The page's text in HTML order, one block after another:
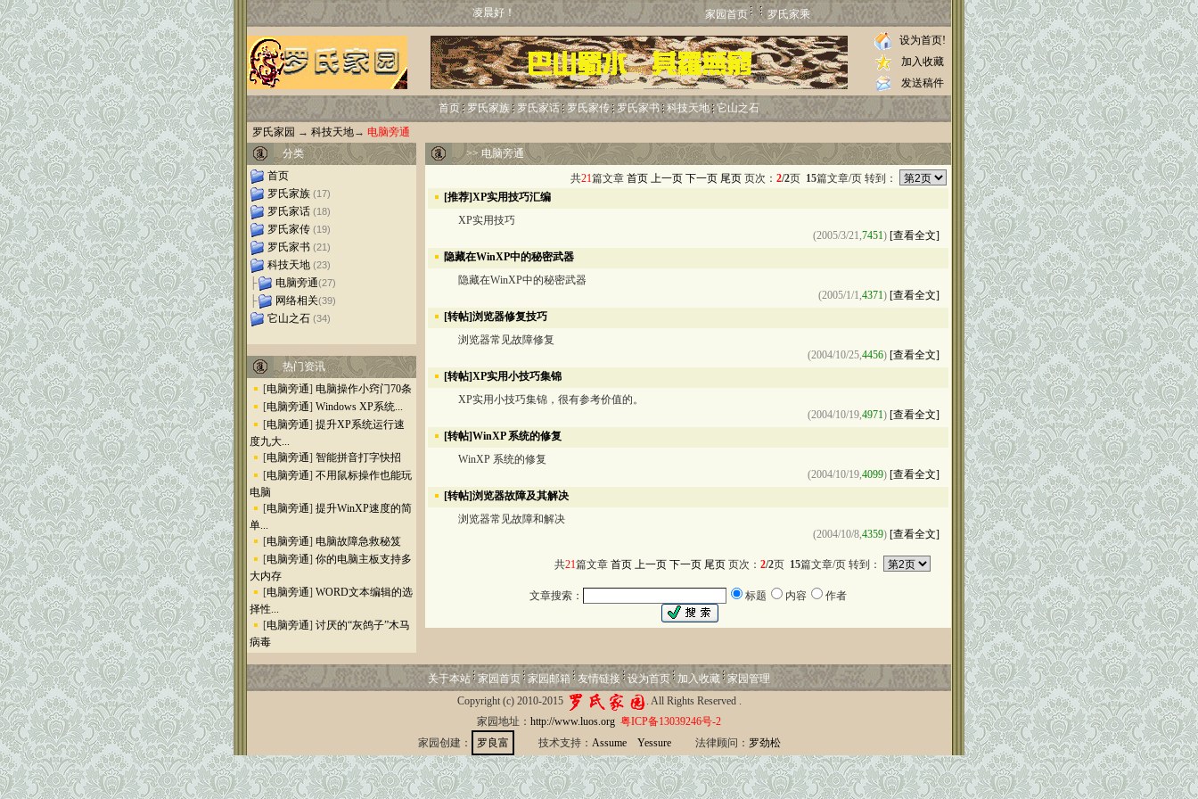
凌晨好！ 家园首页 罗氏家乘
设为首页!
加入收藏
发送稿件
首页 罗氏家族 罗氏家话 罗氏家传 罗氏家书 科技天地 它山之石
罗氏家园 → 科技天地→ 电脑旁通
分类
首页
罗氏家族 (17)
罗氏家话 (18)
罗氏家传 (19)
罗氏家书 (21)
科技天地 (23)
├ 电脑旁通(27)
├ 网络相关(39)
它山之石 (34)
热门资讯
[电脑旁通] 电脑操作小窍门70条
[电脑旁通] Windows XP系统...
[电脑旁通] 提升XP系统运行速
度九大...
[电脑旁通] 智能拼音打字快招
[电脑旁通] 不用鼠标操作也能玩
电脑
[电脑旁通] 提升WinXP速度的简
单...
[电脑旁通] 电脑故障急救秘笈
[电脑旁通] 你的电脑主板支持多
大内存
[电脑旁通] WORD文本编辑的选
择性...
[电脑旁通] 讨厌的“灰鸽子”木马
病毒
>>电脑旁通
共21篇文章 首页 上一页 下一页 尾页 页次： 2/2页 15篇文章/页 转到：
[推荐]XP实用技巧汇编
XP实用技巧
(2005/3/21,7451) [查看全文]
隐藏在WinXP中的秘密武器
隐藏在WinXP中的秘密武器
(2005/1/1,4371) [查看全文]
[转帖]浏览器修复技巧
浏览器常见故障修复
(2004/10/25,4456) [查看全文]
[转帖]XP实用小技巧集锦
XP实用小技巧集锦，很有参考价值的。
(2004/10/19,4971) [查看全文]
[转帖]WinXP 系统的修复
WinXP 系统的修复
(2004/10/19,4099) [查看全文]
[转帖]浏览器故障及其解决
浏览器常见故障和解决
(2004/10/8,4359) [查看全文]
共21篇文章 首页 上一页 下一页 尾页 页次： 2/2页 15篇文章/页 转到：
文章搜索： 标题 内容 作者
关于本站 家园首页 家园邮箱 友情链接 设为首页 加入收藏 家园管理
Copyright (c) 2010-2015
. All Rights Reserved .
家园地址： http://www.luos.org 粤ICP备13039246号-2
家园创建：
罗良富 技术支持： Assume Yessure法律顾问： 罗劲松